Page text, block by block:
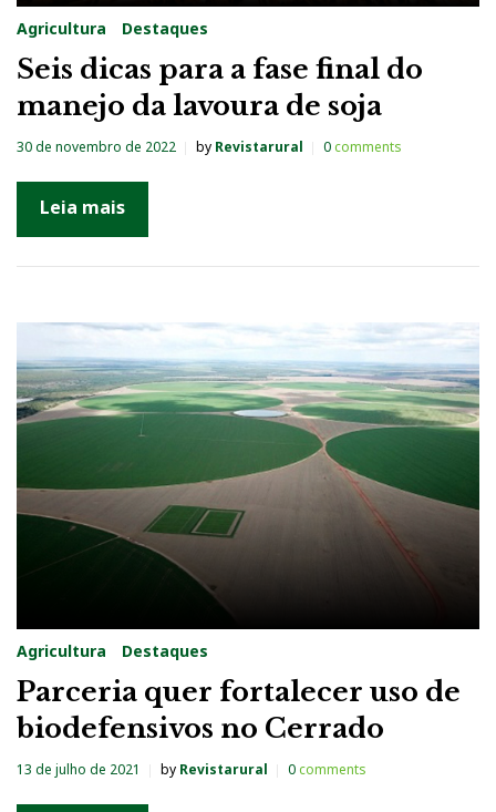
Agricultura Destaques
Seis dicas para a fase final do
manejo da lavoura de soja
30 de novembro de 2022 by Revistarural 0comments
Leia mais
Agricultura Destaques
Parceria quer fortalecer uso de
biodefensivos no Cerrado
13 de julho de 2021 by Revistarural 0comments